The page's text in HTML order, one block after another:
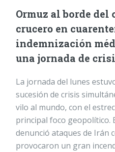
Ormuz al borde del
crucero en
indemnización
una jornada de
La jornada del lunes
sucesión de crisis
vilo al mundo, con el
principal foco geopolítico.
denunció ataques de Irán
provocaron un gran